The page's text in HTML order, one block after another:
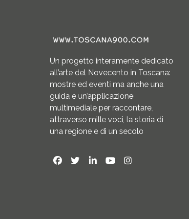
Un progetto interamente dedicato
all’arte del Novecento in Toscana:
mostre ed eventi ma anche una
guida e un’applicazione
multimediale per raccontare,
attraverso mille voci, la storia di
una regione e di un secolo